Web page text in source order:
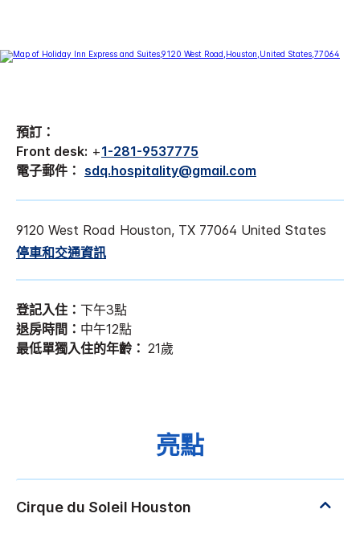
預訂：
Front desk: +1-281-9537775
電子郵件： sdq.hospitality@gmail.com
9120 West Road Houston, TX 77064 United States
停車和交通資訊
登記入住： 下午3點
退房時間： 中午12點
最低單獨入住的年齡： 21歲
亮點